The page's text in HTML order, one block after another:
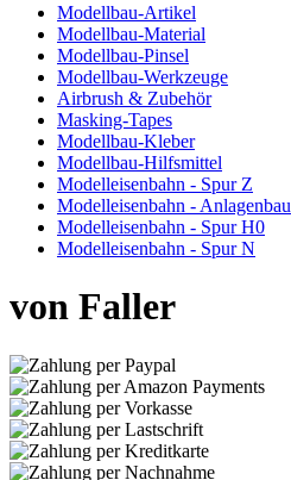
Modellbau-Artikel
Modellbau-Material
Modellbau-Pinsel
Modellbau-Werkzeuge
Airbrush & Zubehör
Masking-Tapes
Modellbau-Kleber
Modellbau-Hilfsmittel
Modelleisenbahn - Spur Z
Modelleisenbahn - Anlagenbau
Modelleisenbahn - Spur H0
Modelleisenbahn - Spur N
von Faller